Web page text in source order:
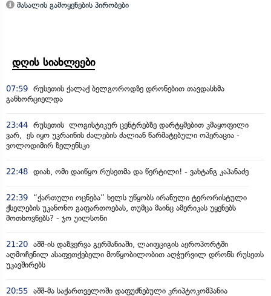
მასალის გამოყენების პირობები
დღის სიახლეები
07:59 რუსეთის ქალაქ ბელგოროდზე დრონებით თავდასხმა
განხორციელდა
23:44 რუსეთის ლოგისტიკურ ცენტრებზე დარტყმებით კმაყოფილი
ვარ, ეს იყო უკრაინის ძალების ძალიან წარმატებული ოპერაცია -
ვოლოდიმირ ზელენსკი
22:48 დიახ, ომი დაიწყო რუსეთმა და წერტილი! - ვახტანგ კაპანაძე
22:39
“ქართული ოცნება” ხელს უწყობს ირანული ტერორისტული
ქსელების უკანონო გაფართოებას, თუმცა მაინც ამერიკას უყენებს
მოთხოვნებს? - ჯო უილსონი
21:20 აშშ-ის დაზვერვა გერმანიაში, ლაიფციგის აეროპორტში
აღმოჩენილ ასაფეთქებელი მოწყობილობით აღჭურვილ დრონს რუსეთს
უკავშირებს
20:55 აშშ-მა საქართველოში დაფუძნებული კრიპტოკომპანია